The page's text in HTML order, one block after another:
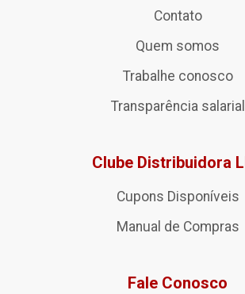
Contato
Quem somos
Trabalhe conosco
Transparência salarial
Clube Distribuidora
Cupons Disponíveis
Manual de Compras
Fale Conosco